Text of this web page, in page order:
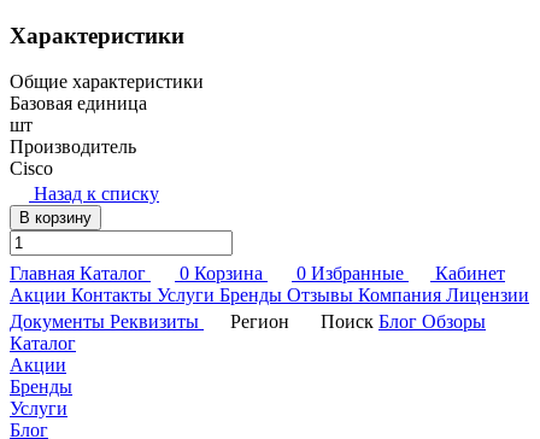
Характеристики
Общие характеристики
Базовая единица
шт
Производитель
Cisco
Назад к списку
В корзину
Главная Каталог 0 Корзина 0 Избранные
Кабинет
Акции Контакты Услуги Бренды Отзывы Компания Лицензии
Документы Реквизиты Регион Поиск Блог Обзоры
Каталог
Акции
Бренды
Услуги
Блог